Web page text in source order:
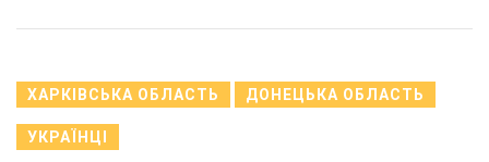
ХАРКІВСЬКА ОБЛАСТЬ ДОНЕЦЬКА ОБЛАСТЬ
УКРАЇНЦІ